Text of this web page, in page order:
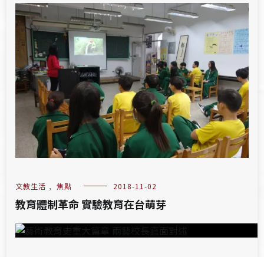
文教生活 , 焦點 2018-11-02
教育體制革命 實驗教育在台萌芽